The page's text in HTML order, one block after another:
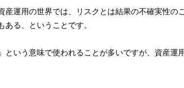
運用の世界では、リスクとは結果の不確実性の
る、ということです。
という意味で使われることが多いですが、資産運